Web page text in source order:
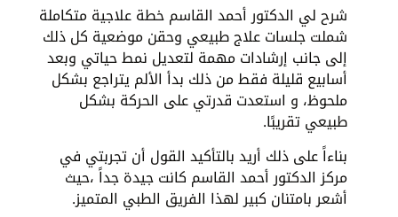
شرح لي الدكتور أحمد القاسم خطة علاجية متكاملة
شملت جلسات علاج طبيعي وحقن موضعية كل ذلك
إلى جانب إرشادات مهمة لتعديل نمط حياتي وبعد
أسابيع قليلة فقط من ذلك بدأ الألم يتراجع بشكل
ملحوظ، و استعدت قدرتي على الحركة بشكل
طبيعي تقريبًا.
بناءاً على ذلك أريد بالتأكيد القول أن تجربتي في
مركز الدكتور أحمد القاسم كانت جيدة جداً ،حيث
أشعر بامتنان كبير لهذا الفريق الطبي المتميز.